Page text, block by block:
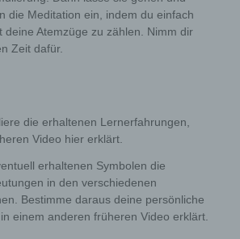
die Meditation ein, indem du einfach
deine Atemzüge zu zählen. Nimm dir
Zeit dafür.
die erhaltenen Lernerfahrungen,
Video hier erklärt.
erhaltenen Symbolen die
in den verschiedenen
Bestimme daraus deine persönliche
einem anderen früheren Video erklärt.
the website of the controller, the
by the Internet service
used by the data subject—date,
are also stored. The
this is the only way to prevent the
committed offenses.
of this data is necessary to
there is a statutory obligation to
or if the transfer serves the aim of
of the data subject, with the